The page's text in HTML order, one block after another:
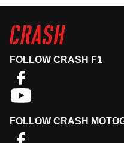
FOLLOW CRASH F1
FOLLOW CRASH